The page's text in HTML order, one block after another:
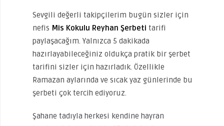
Sevgili değerli takipçilerim bugün sizler için
nefis Mis Kokulu Reyhan Şerbeti tarifi
paylaşacağım. Yalnızca 5 dakikada
hazırlayabileceğiniz oldukça pratik bir şerbet
tarifini sizler için hazırladık. Özellikle
Ramazan aylarında ve sıcak yaz günlerinde bu
şerbeti çok tercih ediyoruz.
Şahane tadıyla herkesi kendine hayran